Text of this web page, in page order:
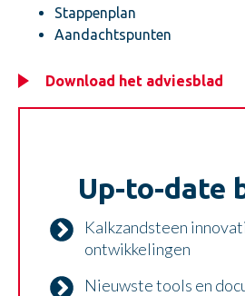
Stappenplan
Aandachtspunten
Download het adviesblad
Up-to-date
Kalkzandsteen
ontwikkelingen
Nieuwste tools en